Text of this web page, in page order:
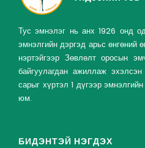
Тус эмнэлэг нь анх 1926 онд
эмнэлгийн дэргэд арьс өнгөний
нэртэйгээр Зөвлөлт оросын
байгуулагдан ажиллаж
сарыг хүртэл 1 дүгээр
юм.
БИДЭНТЭЙ НЭГДЭХ